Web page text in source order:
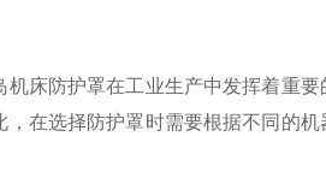
防护罩在工业生产中发挥着重要
，在选择防护罩时需要根据不同的